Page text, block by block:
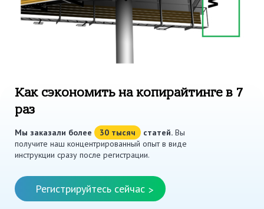
Как сэкономить на копирайтинге в 7
раз
Мы заказали более 30 тысяч статей. Вы
получите наш концентрированный опыт в виде
инструкции сразу после регистрации.
Регистрируйтесь сейчас >